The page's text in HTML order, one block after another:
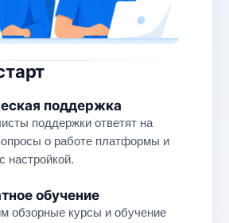
поддержка
поддержки ответят на
о работе платформы и
настройкой.
обучение
обзорные курсы и обучение